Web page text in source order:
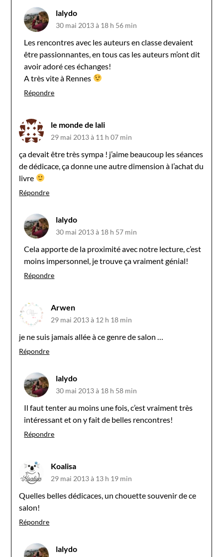
lalydo
30 mai 2013 à 18 h 56 min
Les rencontres avec les auteurs en classe devaient
être passionnantes, en tous cas les auteurs m’ont dit
avoir adoré ces échanges!
A très vite à Rennes
Répondre
le monde de lali
29 mai 2013 à 11 h 07 min
ça devait être très sympa ! j’aime beaucoup les séances
de dédicace, ça donne une autre dimension à l’achat du
livre
Répondre
lalydo
30 mai 2013 à 18 h 57 min
Cela apporte de la proximité avec notre lecture, c’est
moins impersonnel, je trouve ça vraiment génial!
Répondre
Arwen
29 mai 2013 à 12 h 18 min
je ne suis jamais allée à ce genre de salon …
Répondre
lalydo
30 mai 2013 à 18 h 58 min
Il faut tenter au moins une fois, c’est vraiment très
intéressant et on y fait de belles rencontres!
Répondre
Koalisa
29 mai 2013 à 13 h 19 min
Quelles belles dédicaces, un chouette souvenir de ce
salon!
Répondre
lalydo